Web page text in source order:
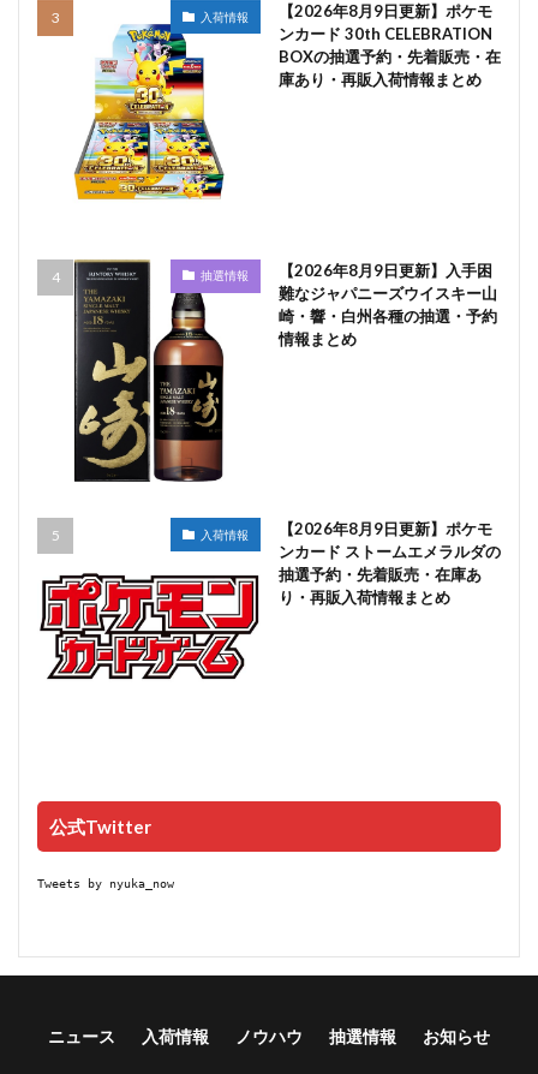
入荷情報
【2026年8月9日更新】ポケモ
ンカード 30th CELEBRATION
BOXの抽選予約・先着販売・在
庫あり・再販入荷情報まとめ
抽選情報
【2026年8月9日更新】入手困
難なジャパニーズウイスキー山
崎・響・白州各種の抽選・予約
情報まとめ
入荷情報
【2026年8月9日更新】ポケモ
ンカード ストームエメラルダの
抽選予約・先着販売・在庫あ
り・再販入荷情報まとめ
公式Twitter
Tweets by nyuka_now
ニュース 入荷情報 ノウハウ 抽選情報 お知らせ